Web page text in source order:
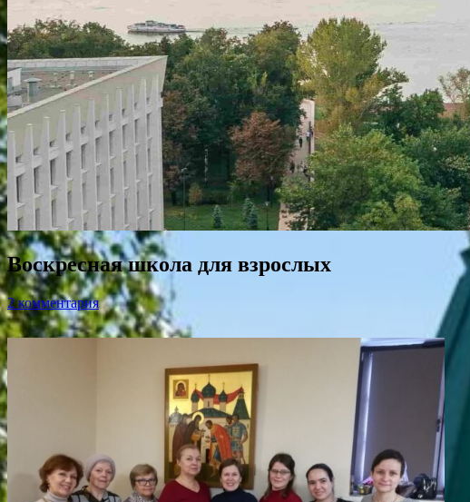
Воскресная школа для взрослых
2 комментария